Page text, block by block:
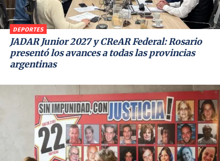
DEPORTES
JADAR Junior 2027 y CReAR Federal: Rosario
presentó los avances a todas las provincias
argentinas